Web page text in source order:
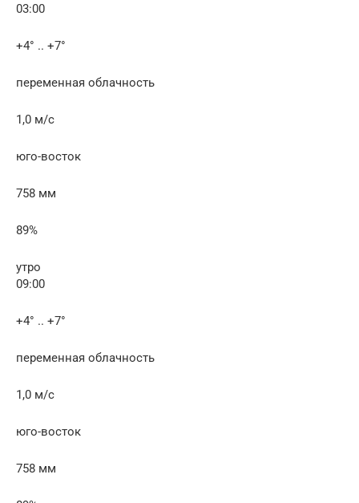
03:00
+4° .. +7°
переменная облачность
1,0 м/с
юго-восток
758 мм
89%
утро
09:00
+4° .. +7°
переменная облачность
1,0 м/с
юго-восток
758 мм